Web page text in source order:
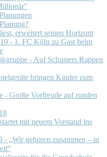
erweitert seinen Horizont
- 1. FC Köln zu Gast beim
- Auf Schusters Rappen
bringen Kinder zum
- Große Vorfreude auf runden
mit neuem Vorstand ins
- „Wir gehören zusammen – in